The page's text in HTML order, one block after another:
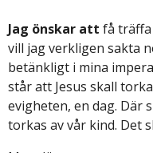
Jag önskar att få träffa
vill jag verkligen sakta
betänkligt i mina
står att Jesus skall
evigheten, en dag. Där
torkas av vår kind. Det